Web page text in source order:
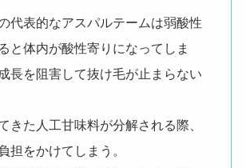
代表的なアスパルテームは弱酸性
と体内が酸性寄りになってしま
長を阻害して抜け毛が止まらない
きた人工甘味料が分解される際、
担をかけてしまう。